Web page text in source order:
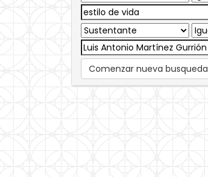
Comenzar nueva busqueda